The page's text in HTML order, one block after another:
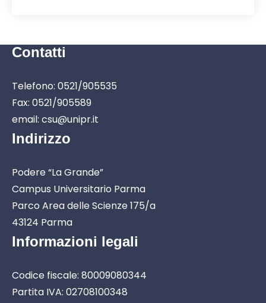
Contatti
Telefono: 0521/905535
Fax: 0521/905589
email: csu@unipr.it
Indirizzo
Podere “La Grande”
Campus Universitario Parma
Parco Area delle Scienze 175/a
43124 Parma
Informazioni legali
Codice fiscale: 80009080344
Partita IVA: 02708100348